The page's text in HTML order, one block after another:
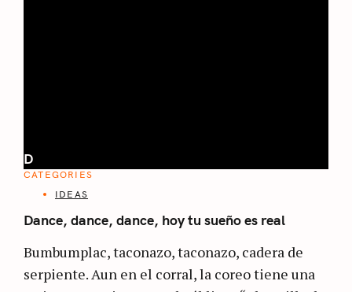
D
CATEGORIES
IDEAS
Dance, dance, dance, hoy tu sueño es real
Bumbumplac, taconazo, taconazo, cadera de
serpiente. Aun en el corral, la coreo tiene una